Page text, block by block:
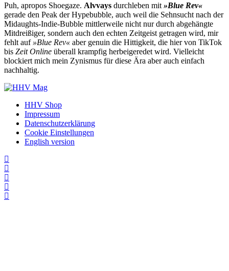
Puh, apropos Shoegaze. Alvvays durchleben mit »Blue Rev«
gerade den Peak der Hypebubble, auch weil die Sehnsucht nach der
Midaughts-Indie-Bubble mittlerweile nicht nur durch abgehängte
Mitdreißiger, sondern auch den echten Zeitgeist getragen wird, mir
fehlt auf »Blue Rev« aber genuin die Hittigkeit, die hier von TikTok
bis Zeit Online überall krampfig herbeigeredet wird. Vielleicht
blockiert mich mein Zynismus für diese Ära aber auch einfach
nachhaltig.
HHV Shop
Impressum
Datenschutzerklärung
Cookie Einstellungen
English version